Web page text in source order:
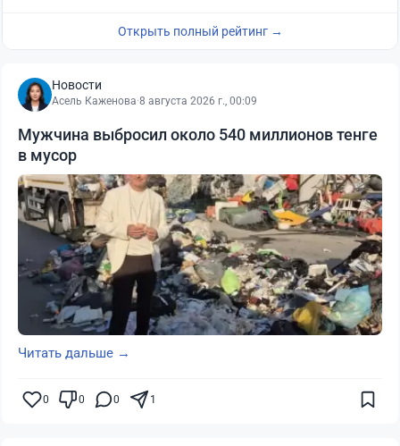
Открыть полный рейтинг →
Новости
Асель Каженова·8 августа 2026 г., 00:09
Мужчина выбросил около 540 миллионов тенге
в мусор
Читать дальше →
0 0 0 1